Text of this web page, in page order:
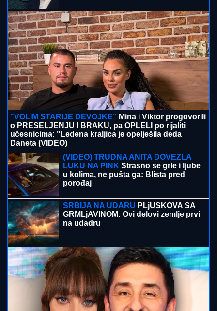
OVU poruku (FOTO)
"VOLIM STARIJE DEVOJKE" Mina i Viktor progovorili
o PRESELJENJU I BRAKU, pa OPLELI po rijaliti
učesnicima: "Ledena kraljica je opelješila deda
Daneta (VIDEO)
(VIDEO) TRUDNA ANITA DOVEZLA
LUKU NA PINK Strasno se grle i ljube
u kolima, ne pušta ga: Blista pred
porođaj
SRBIJA NA UDARU PLjUSKOVA SA
GRMLjAVINOM: Ovi delovi zemlje prvi
na udadru